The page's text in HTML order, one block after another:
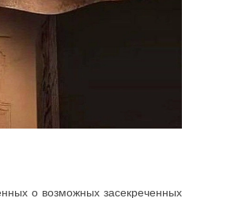
о возможных засекреченных